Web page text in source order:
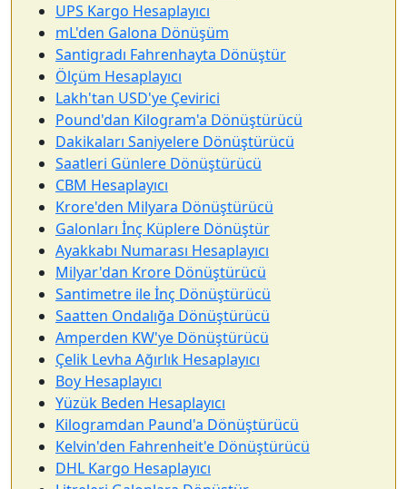
UPS Kargo Hesaplayıcı
mL'den Galona Dönüşüm
Santigradı Fahrenhayta Dönüştür
Ölçüm Hesaplayıcı
Lakh'tan USD'ye Çevirici
Pound'dan Kilogram'a Dönüştürücü
Dakikaları Saniyelere Dönüştürücü
Saatleri Günlere Dönüştürücü
CBM Hesaplayıcı
Krore'den Milyara Dönüştürücü
Galonları İnç Küplere Dönüştür
Ayakkabı Numarası Hesaplayıcı
Milyar'dan Krore Dönüştürücü
Santimetre ile İnç Dönüştürücü
Saatten Ondalığa Dönüştürücü
Amperden KW'ye Dönüştürücü
Çelik Levha Ağırlık Hesaplayıcı
Boy Hesaplayıcı
Yüzük Beden Hesaplayıcı
Kilogramdan Paund'a Dönüştürücü
Kelvin'den Fahrenheit'e Dönüştürücü
DHL Kargo Hesaplayıcı